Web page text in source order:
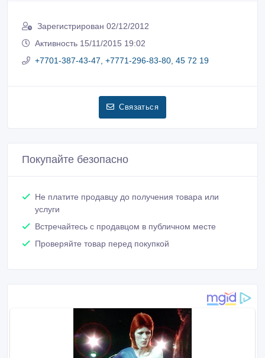
Зарегистрирован 02/12/2012
Активность 15/11/2015 19:02
+7701-387-43-47, +7771-296-83-80, 45 72 19
Связаться
Покупайте безопасно
Не платите продавцу до получения товара или
услуги
Встречайтесь с продавцом в публичном месте
Проверяйте товар перед покупкой